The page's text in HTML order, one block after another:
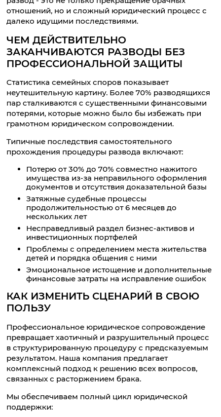
отношений, но и сложный юридический процесс с
далеко идущими последствиями.
ЧЕМ ДЕЙСТВИТЕЛЬНО
ЗАКАНЧИВАЮТСЯ РАЗВОДЫ БЕЗ
ПРОФЕССИОНАЛЬНОЙ ЗАЩИТЫ
Статистика семейных споров показывает
неутешительную картину. Более 70% разводящихся
пар сталкиваются с существенными финансовыми
потерями, которые можно было бы избежать при
грамотном юридическом сопровождении.
Типичные последствия самостоятельного
прохождения процедуры развода включают:
Потерю от 30% до 70% совместно нажитого
имущества из-за неправильного оформления
документов и отсутствия доказательной базы
Затяжные судебные процессы
продолжительностью от 6 месяцев до
нескольких лет
Несправедливый раздел бизнес-активов и
инвестиционных портфелей
Проблемы с определением места жительства
детей и порядка общения с ними
Эмоциональное истощение и дополнительные
финансовые затраты на исправление ошибок
КАК ИЗМЕНИТЬ СЦЕНАРИЙ В СВОЮ
ПОЛЬЗУ
Профессиональное юридическое сопровождение
превращает хаотичный и разрушительный процесс
в структурированную процедуру с предсказуемым
результатом. Наша компания предлагает
комплексный подход к решению всех вопросов,
связанных с расторжением брака.
Мы обеспечиваем полный цикл юридической
поддержки: